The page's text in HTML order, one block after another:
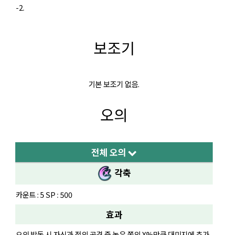
-2.
보조기
기본 보조기 없음.
오의
전체 오의
각축
카운트 : 5 SP : 500
효과